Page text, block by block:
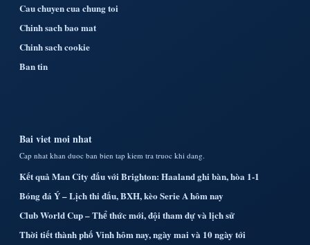
Cau chuyen cua chung toi
Chinh sach bao mat
Chinh sach cookie
Ban tin
Bai viet moi nhat
Cap nhat khan duoc ban bien tap kiem tra truoc khi dang.
Kết quả Man City đấu với Brighton: Haaland ghi bàn, hòa 1-1
Bóng đá Ý – Lịch thi đấu, BXH, kèo Serie A hôm nay
Club World Cup – Thể thức mới, đội tham dự và lịch sử
Thời tiết thành phố Vinh hôm nay, ngày mai và 10 ngày tới